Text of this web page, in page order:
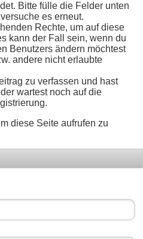
Bitte fülle die Felder unten
es erneut.
Rechte, um auf diese
kann der Fall sein, wenn du
Benutzers ändern möchtest
andere nicht erlaubte
zu verfassen und hast
wartest noch auf die
diese Seite aufrufen zu